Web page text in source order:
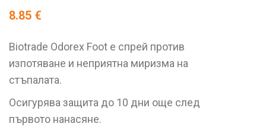
8.85 €
Biotrade Odorex Foot е спрей против
изпотяване и неприятна миризма на
стъпалата.
Осигурява защита до 10 дни още след
първото нанасяне.